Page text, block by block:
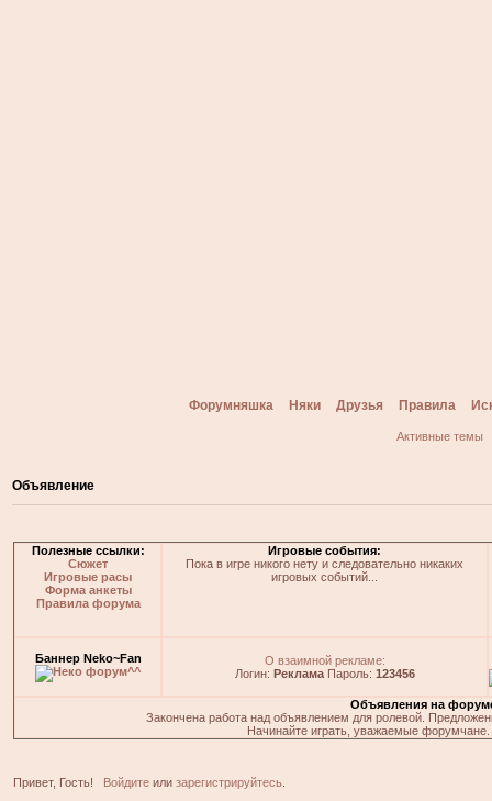
Форумняшка Няки Друзья Правила
Активные темы
Объявление
Полезные ссылки:
Сюжет
Игровые расы
Форма анкеты
Правила форума
Игровые события:
Пока в игре никого нету и следовательно никаких
игровых событий...
Баннер Neko~Fan
О взаимной рекламе:
Логин: РекламаПароль: 123456
Объявления на
Закончена работа над объявлением для ролевой.
Начинайте играть, уважаемые
Привет, Гость! Войдитеили зарегистрируйтесь.